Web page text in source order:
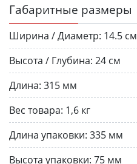
Габаритные размеры
Ширина / Диаметр: 14.5 см
Высота / Глубина: 24 см
Длина: 315 мм
Вес товара: 1,6 кг
Длина упаковки: 335 мм
Высота упаковки: 75 мм